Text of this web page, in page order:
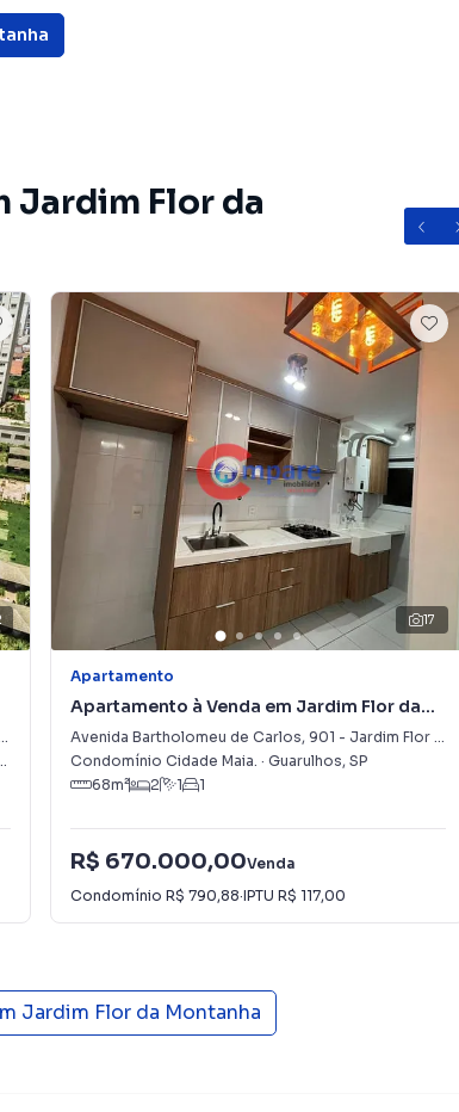
de vida e oferece uma infraestrutura completa de
idades.
e segurança fazem parte da rotina.
das regiões mais nobres e valorizadas da cidade,
ampla oferta de serviços e facilidade de acesso.
realmente importa, reduzindo o tempo de
de vida.
serviços, gastronomia, educação e saúde,
famílias quanto para investidores.
minutos de importantes referências da cidade, como:
Jardim Flor da
17
Apartamento
Apartamento à Venda em Jardim Flor da
Montanha
Avenida Bartholomeu de Carlos, 901 - Jardim Flor da Montanha
Condomínio Cidade Maia. · Guarulhos, SP
68m² 2 1 1
R$ 670.000,00Venda
Condomínio R$ 790,88·IPTU R$ 117,00
Jardim Flor da Montanha